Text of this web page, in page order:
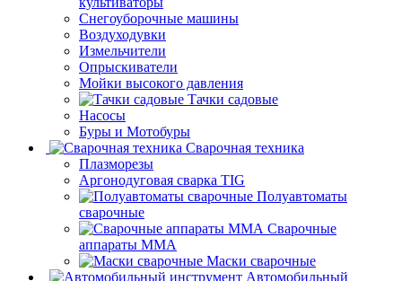
Снегоуборочные машины
Воздуходувки
Измельчители
Опрыскиватели
Мойки высокого давления
Тачки садовые
Насосы
Буры и Мотобуры
Сварочная техника
Плазморезы
Аргонодуговая сварка TIG
Полуавтоматы
сварочные
Сварочные
аппараты ММА
Маски сварочные
Автомобильный